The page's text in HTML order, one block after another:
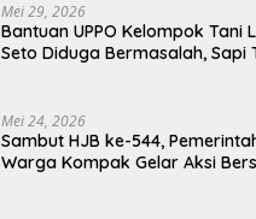
Mei 29, 2026
Bantuan UPPO Kelompok Tani
Seto Diduga Bermasalah, Sapi
Mei 24, 2026
Sambut HJB ke-544,
Warga Kompak Gelar Aksi